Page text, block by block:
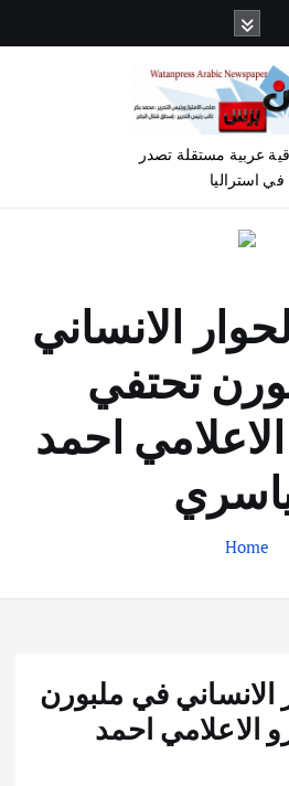
عربية مستقلة تصدر
في استراليا
الانساني
تحتفي
احمد
Home
في ملبورن
الاعلامي احمد